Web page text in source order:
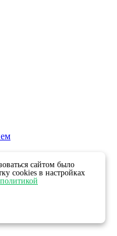
сайтом было
cookies в настройках
политикой